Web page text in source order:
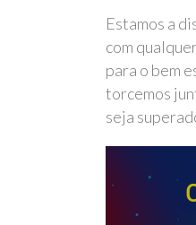
Estamos a
com
para o bem
torcemos
seja